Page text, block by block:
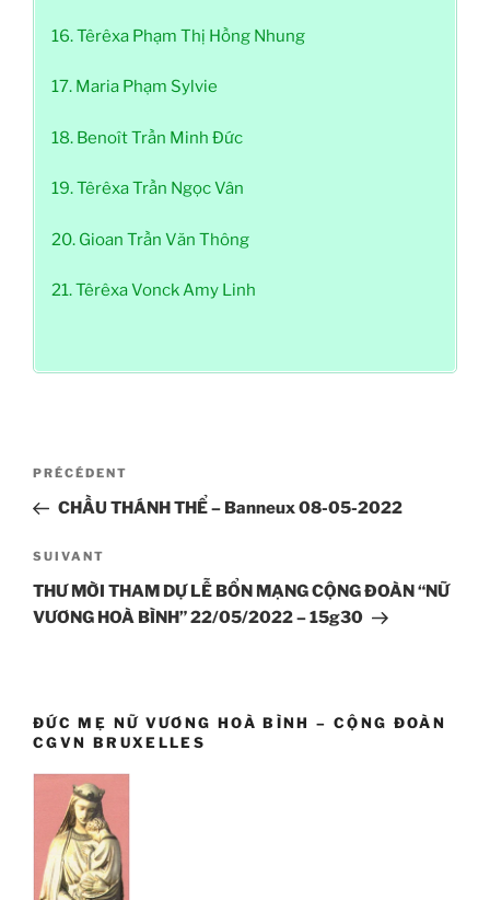
16. Têrêxa Phạm Thị Hồng Nhung
17. Maria Phạm Sylvie
18. Benoît Trần Minh Đức
19. Têrêxa Trần Ngọc Vân
20. Gioan Trần Văn Thông
21. Têrêxa Vonck Amy Linh
Navigation
l’article
Article
précédent
PRÉCÉDENT
CHẦU THÁNH THỂ – Banneux 08-05-2022
Article
suivant
SUIVANT
THƯ MỜI THAM DỰ LỄ BỔN MẠNG CỘNG ĐOÀN “NỮ
VƯƠNG HOÀ BÌNH” 22/05/2022 – 15g30
ĐỨC MẸ NỮ VƯƠNG HOÀ BÌNH – CỘNG ĐOÀN
CGVN BRUXELLES